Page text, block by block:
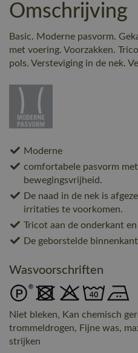
Omschrijving
Basic. Moderne pasvorm.
met voering. Voorzakken.
pols. Versteviging in de nek.
Moderne
comfortabele pasvorm
bewegingsvrijheid.
De naad in de nek is
irritaties te voorkomen.
Tricot aan de onderkant
De geborstelde
Wasvoorschriften
Niet bleken, Kan chemisch
trommeldrogen, Fijne was,
strijken